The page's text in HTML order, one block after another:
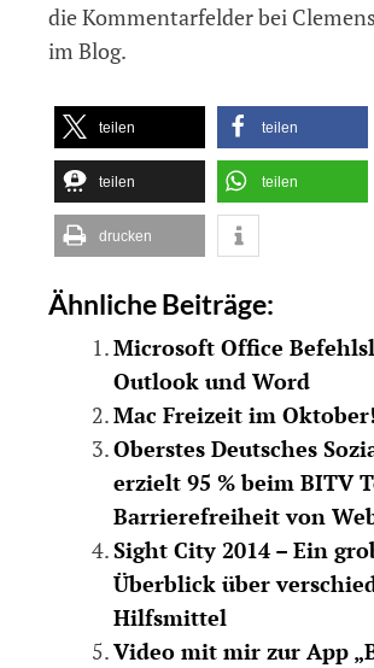
die Kommentarfelder bei
im Blog.
teilen teilen
teilen teilen
drucken
Ähnliche Beiträge:
Microsoft Office
Outlook und Word
Mac Freizeit im Oktober!
Oberstes Deutsches
erzielt 95 % beim BITV
Barrierefreiheit von
Sight City 2014 – Ein
Überblick über
Hilfsmittel
Video mit mir zur App